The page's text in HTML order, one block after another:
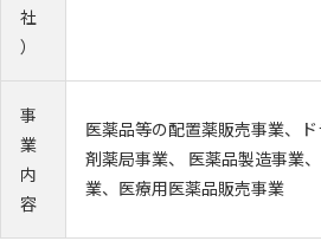
社
）
事
業
内
容
医薬品等の配置薬販売事業、
剤薬局事業、 医薬品製造事業
業、医療用医薬品販売事業